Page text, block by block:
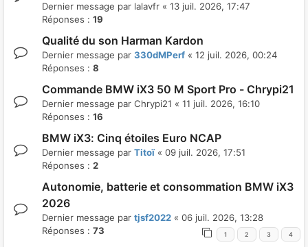
Dernier message par lalavfr « 13 juil. 2026, 17:47
Réponses : 19
Qualité du son Harman Kardon
Dernier message par 330dMPerf « 12 juil. 2026, 00:24
Réponses : 8
Commande BMW iX3 50 M Sport Pro - Chrypi21
Dernier message par Chrypi21 « 11 juil. 2026, 16:10
Réponses : 16
BMW iX3: Cinq étoiles Euro NCAP
Dernier message par Titoï « 09 juil. 2026, 17:51
Réponses : 2
Autonomie, batterie et consommation BMW iX3
2026
Dernier message par tjsf2022 « 06 juil. 2026, 13:28
Réponses : 73 1 2 3 4